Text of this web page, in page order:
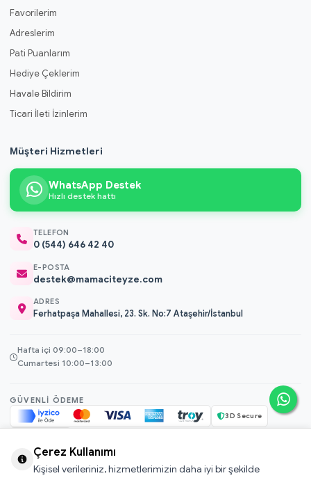
Favorilerim
Adreslerim
Pati Puanlarım
Hediye Çeklerim
Havale Bildirim
Ticari İleti İzinlerim
Müşteri Hizmetleri
WhatsApp Destek
Hızlı destek hattı
TELEFON
0 (544) 646 42 40
E-POSTA
destek@mamaciteyze.com
ADRES
Ferhatpaşa Mahallesi, 23. Sk. No:7 Ataşehir/İstanbul
Hafta içi 09:00–18:00
Cumartesi 10:00–13:00
GÜVENLI ÖDEME
3D Secure
Çerez Kullanımı
Kişisel verileriniz, hizmetlerimizin daha iyi bir şekilde